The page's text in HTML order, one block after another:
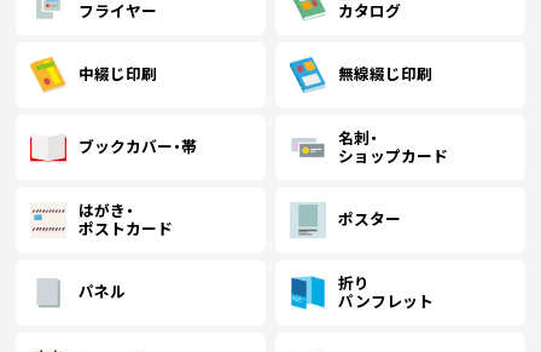
フライヤー
カタログ
中綴じ印刷 無線綴じ印刷
ブックカバー・帯
名刺・
ショップカード
はがき・
ポストカード
ポスター
パネル
折り
パンフレット